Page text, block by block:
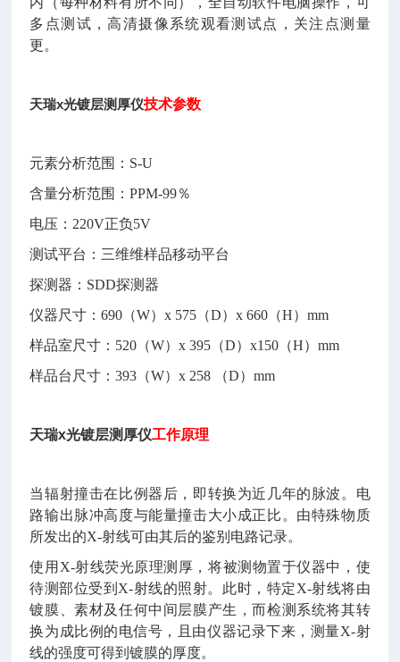
多点测试，高清摄像系统观看测试点，关注点测量
更。
天瑞x光镀层测厚仪技术参数
元素分析范围：S-U
含量分析范围：PPM-99％
电压：220V正负5V
测试平台：三维维样品移动平台
探测器：SDD探测器
仪器尺寸：690（W）x 575（D）x 660（H）mm
样品室尺寸：520（W）x 395（D）x150（H）mm
样品台尺寸：393（W）x 258 （D）mm
天瑞x光镀层测厚仪工作原理
当辐射撞击在比例器后，即转换为近几年的脉波。电
路输出脉冲高度与能量撞击大小成正比。由特殊物质
所发出的X-射线可由其后的鉴别电路记录。
使用X-射线荧光原理测厚，将被测物置于仪器中，使
待测部位受到X-射线的照射。此时，特定X-射线将由
镀膜、素材及任何中间层膜产生，而检测系统将其转
换为成比例的电信号，且由仪器记录下来，测量X-射
线的强度可得到镀膜的厚度。